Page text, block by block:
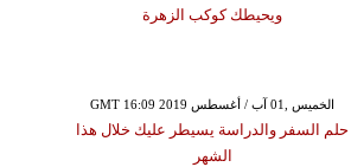
ويحيطك كوكب الزهرة
GMT 16:09 2019 الخميس ,01 آب / أغسطس
حلم السفر والدراسة يسيطر عليك خلال هذا
الشهر